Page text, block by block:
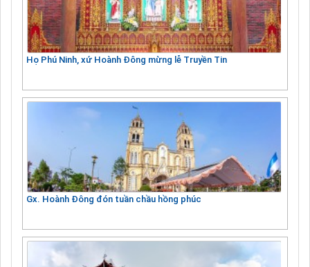
Họ Phú Ninh, xứ Hoành Đông mừng lễ Truyền Tin
Gx. Hoành Đông đón tuần chầu hồng phúc